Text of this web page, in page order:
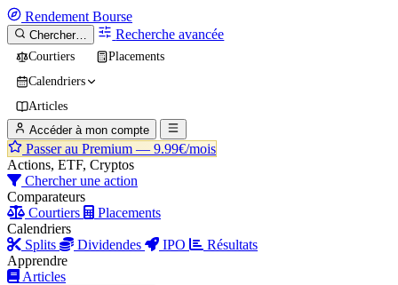
Rendement Bourse
Chercher… Recherche avancée
Courtiers
Placements
Calendriers
Articles
Accéder à mon compte
Passer au Premium — 9.99€/mois
Actions, ETF, Cryptos
Chercher une action
Comparateurs
Courtiers
Placements
Calendriers
Splits
Dividendes IPO
Résultats
Apprendre
Articles